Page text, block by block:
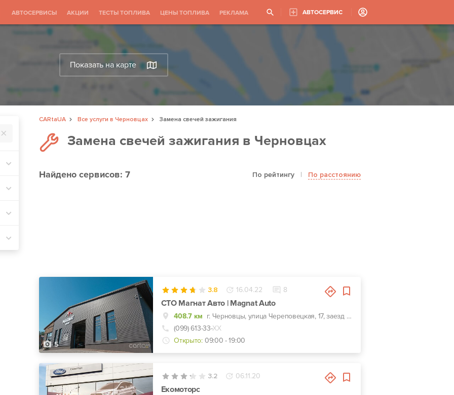
АВТОСЕРВИСЫ АКЦИИ ТЕСТЫ ТОПЛИВА ЦЕНЫ ТОПЛИВА РЕКЛАМА АВТОСЕРВИС
Показать на карте
CARtaUA Все услуги в Черновцах
Замена свечей зажигания
Замена свечей зажигания в Черновцах
Найденосервисов: 7 По рейтингу | По расстоянию
5
3.8 16.04.22 8
СТО Магнат Авто | Magnat Auto
408.7 км
г. Черновцы, улица Череповецкая, 17, заезд с ул. Комунальников
(099) 613-33-ХХ
Открыто: 09:00 - 19:00
3.2 06.11.20
Екомоторс